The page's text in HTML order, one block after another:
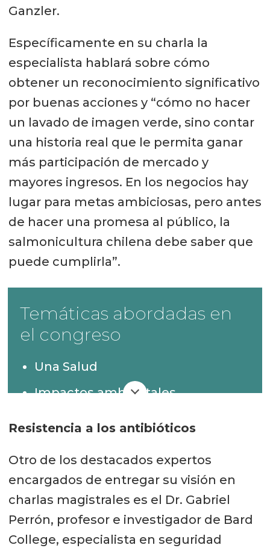
Ganzler.
Específicamente en su charla la
especialista hablará sobre cómo
obtener un reconocimiento significativo
por buenas acciones y “cómo no hacer
un lavado de imagen verde, sino contar
una historia real que le permita ganar
más participación de mercado y
mayores ingresos. En los negocios hay
lugar para metas ambiciosas, pero antes
de hacer una promesa al público, la
salmonicultura chilena debe saber que
puede cumplirla”.
Temáticas abordadas en
el congreso
Una Salud
Impactos ambientales
de uso
Políticas y Regulación
Inocuidad alimentaria
Socio económicos
Resistencia a los antibióticos
Otro de los destacados expertos
encargados de entregar su visión en
charlas magistrales es el Dr. Gabriel
Perrón, profesor e investigador de Bard
College, especialista en seguridad